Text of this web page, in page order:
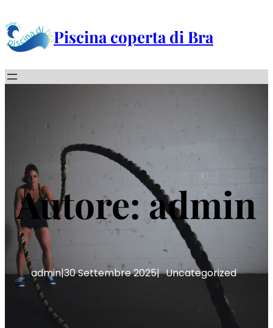
al
contenutoPiscina coperta di Bra
Autore:admin
admin|30 Settembre 2025| Uncategorized